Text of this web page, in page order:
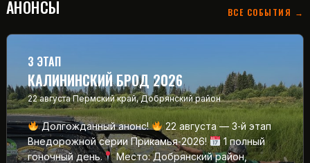
АНОНСЫ ВСЕ СОБЫТИЯ →
3 ЭТАП
КАЛИНИНСКИЙ БРОД 2026
22 августа Пермский край, Добрянский район
Долгожданный анонс!
22 августа — 3‑й этап
Внедорожной серии Прикамья‑2026!
1 полный
гоночный день.
Место: Добрянский район,